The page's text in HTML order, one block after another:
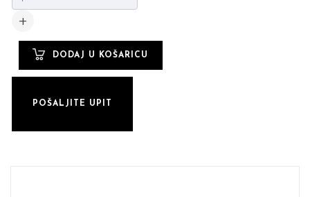
POŠALJITE UPIT